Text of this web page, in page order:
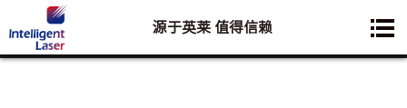
您想要了解的业务是:
源于英莱 值得信赖